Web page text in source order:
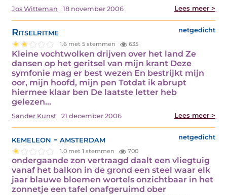
Jos Witteman 18 november 2006 Lees meer >
Ritselritme netgedicht
1.6 met 5 stemmen 635
Kleine vochtwolken drijven over het land Ze
dansen op het geritsel van mijn krant Deze
symfonie mag er best wezen En bestrijkt mijn
oor, mijn hoofd, mijn pen Totdat ik abrupt
hiermee klaar ben De laatste letter heb
gelezen…
Sander Kunst 21 december 2006 Lees meer >
kemeleon - amsterdam netgedicht
1.0 met 1 stemmen 700
ondergaande zon vertraagd daalt een vliegtuig
vanaf het balkon in de grond een steel waar elk
jaar blauwe bloemen wortels onzichtbaar in het
zonnetje een tafel onafgeruimd ober